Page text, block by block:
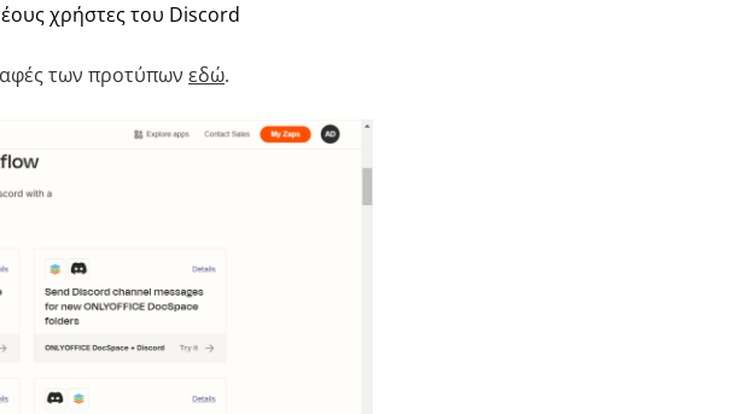
χρήστες του Discord
των προτύπων εδώ.